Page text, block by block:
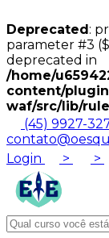
Deprecated:
parameter #3
deprecated in
/home/
content/
waf/src/lib/
(45) 9927-
Login
> >